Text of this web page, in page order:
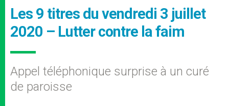
Les 9 titres du vendredi 3 juillet
2020 – Lutter contre la faim
Appel téléphonique surprise à un curé
de paroisse